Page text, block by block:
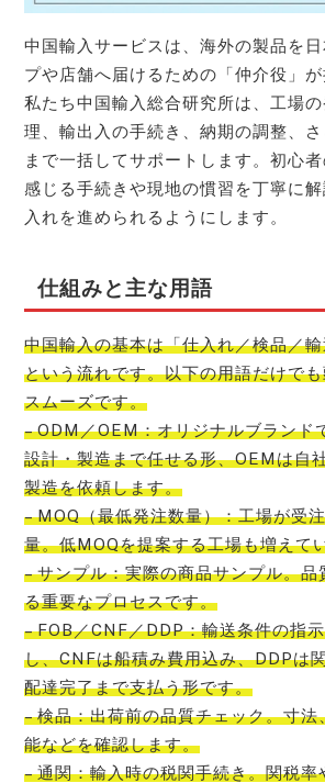
中国輸入サービスは、海外の製品を
プや店舗へ届けるための「仲介役」が
私たち中国輸入総合研究所は、工場
理、輸出入の手続き、納期の調整、
まで一括してサポートします。初心
感じる手続きや現地の慣習を丁寧に
入れを進められるようにします。
仕組みと主な用語
中国輸入の基本は「仕入れ／検品／
という流れです。以下の用語だけで
スムーズです。
– ODM／OEM：オリジナルブランド
設計・製造まで任せる形、OEMは自
製造を依頼します。
– MOQ（最低発注数量）：工場が受
量。低MOQを提案する工場も増えて
– サンプル：実際の商品サンプル。
る重要なプロセスです。
– FOB／CNF／DDP：輸送条件の指
し、CNFは船積み費用込み、DDPは
配達完了まで支払う形です。
– 検品：出荷前の品質チェック。寸
能などを確認します。
– 通関：輸入時の税関手続き。関税